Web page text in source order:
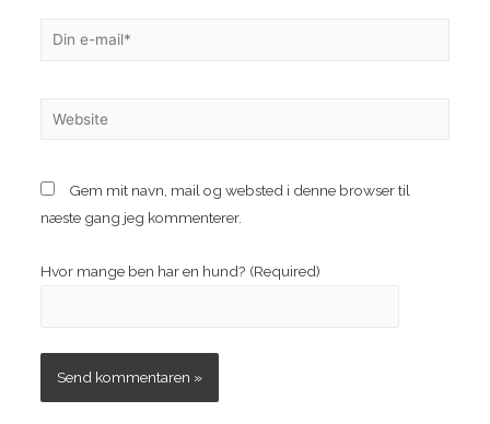
Din
Website
Gem mit navn, mail og websted i denne browser til
næste gang jeg kommenterer.
Hvor mange ben har en hund? (Required)